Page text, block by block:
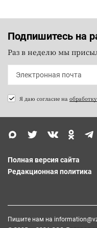
Подпишитесь на
Раз в неделю мы
Я даю согласие на
Полная версия сайта
Редакционная политика
Пишите нам на